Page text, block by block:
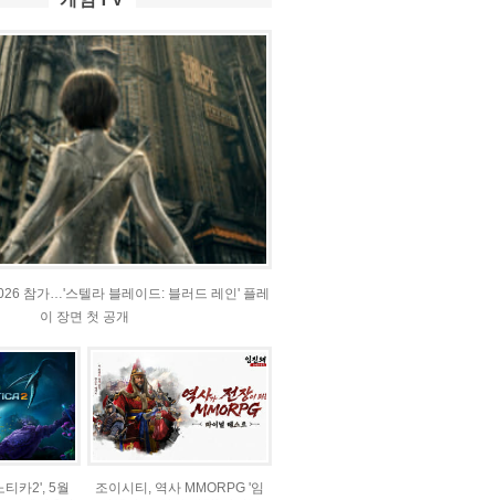
참가…'스텔라 블레이드: 블러드 레인' 플레
이 장면 첫 공개
티카2', 5월
조이시티, 역사 MMORPG '임